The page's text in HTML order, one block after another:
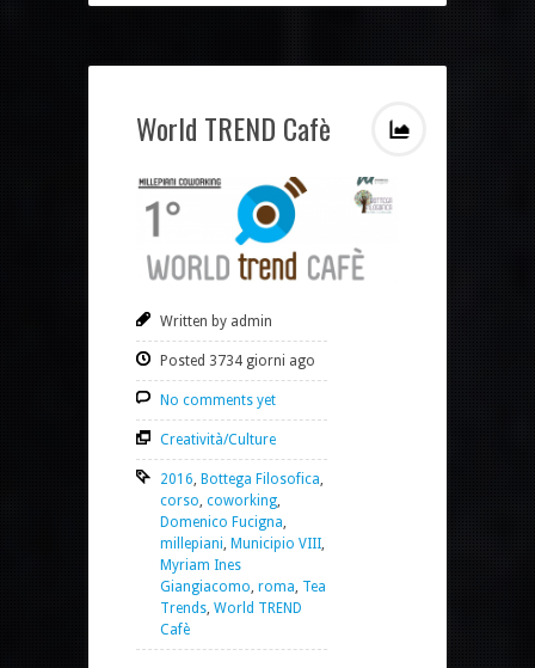
World TREND Cafè
Written by admin
Posted 3734 giorni ago
No comments yet
Creatività/Culture
2016, Bottega Filosofica,
corso, coworking,
Domenico Fucigna,
millepiani, Municipio VIII,
Myriam Ines
Giangiacomo, roma, Tea
Trends, World TREND
Cafè